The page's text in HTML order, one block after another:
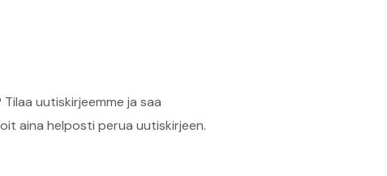
uutiskirjeemme ja saa
aina helposti perua uutiskirjeen.